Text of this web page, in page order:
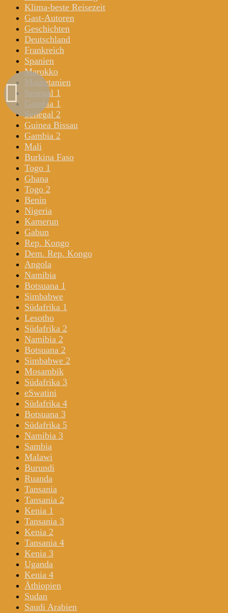
Klima-beste Reisezeit
Gast-Autoren
Geschichten
Deutschland
Frankreich
Spanien
Marokko
Mauretanien
Senegal 1
Gambia 1
Senegal 2
Guinea Bissau
Gambia 2
Mali
Burkina Faso
Togo 1
Ghana
Togo 2
Benin
Nigeria
Kamerun
Gabun
Rep. Kongo
Dem. Rep. Kongo
Angola
Namibia
Botsuana 1
Simbabwe
Südafrika 1
Lesotho
Südafrika 2
Namibia 2
Botsuana 2
Simbabwe 2
Mosambik
Südafrika 3
eSwatini
Südafrika 4
Botsuana 3
Südafrika 5
Namibia 3
Sambia
Malawi
Burundi
Ruanda
Tansania
Tansania 2
Kenia 1
Tansania 3
Kenia 2
Tansania 4
Kenia 3
Uganda
Kenia 4
Äthiopien
Sudan
Saudi Arabien